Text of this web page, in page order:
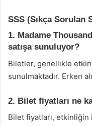
SSS (Sıkça Sorulan
1. Madame
satışa sunuluyor?
Biletler, genellikle
sunulmaktadır. Erken
2. Bilet fiyatları ne
Bilet fiyatları, etkinliğin